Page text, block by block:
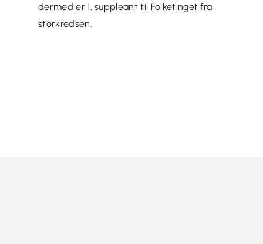
dermed er 1. suppleant til Folketinget fra
storkredsen.